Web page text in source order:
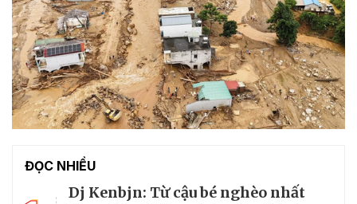
ĐỌC NHIỀU
Dj Kenbjn: Từ cậu bé nghèo nhất